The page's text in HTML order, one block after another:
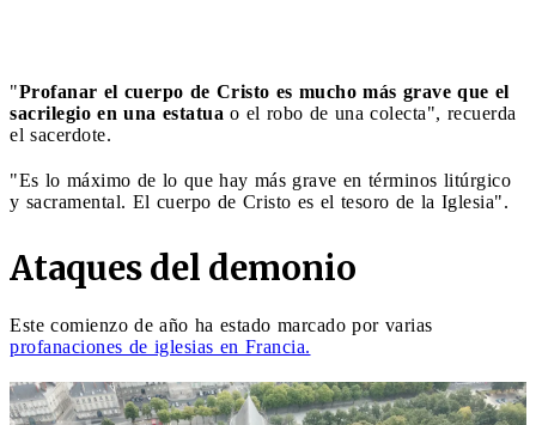
"Profanar el cuerpo de Cristo es mucho más grave que el
sacrilegio en una estatua o el robo de una colecta", recuerda
el sacerdote.
"Es lo máximo de lo que hay más grave en términos litúrgico
y sacramental. El cuerpo de Cristo es el tesoro de la Iglesia".
Ataques del demonio
Este comienzo de año ha estado marcado por varias
profanaciones de iglesias en Francia.